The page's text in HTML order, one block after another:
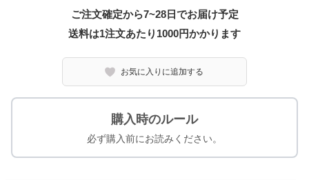
ご注文確定から7~28日でお届け予定
送料は1注文あたり 1000円かかります
お気に入りに追加する
購入時のルール
必ず購入前にお読みください。